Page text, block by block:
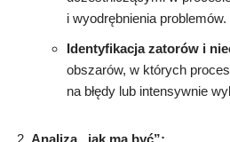
i wyodrębnienia problemów.
Identyfikacja zatorów i
obszarów, w których
na błędy lub intensywnie